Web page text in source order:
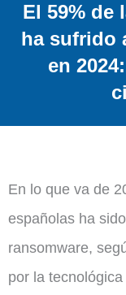
El 59% de
ha sufrido
en
En lo que va de
españolas ha
ransomware,
por la